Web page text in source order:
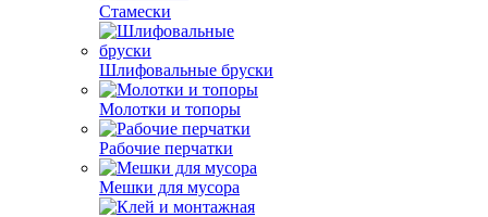
Стамески
Шлифовальные бруски
Молотки и топоры
Рабочие перчатки
Мешки для мусора